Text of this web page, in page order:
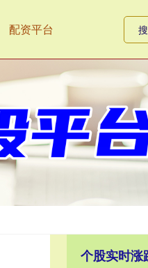
配资平台
个股实时涨